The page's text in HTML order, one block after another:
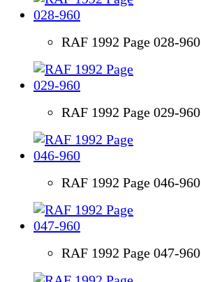
RAF 1992 Page 028-960
RAF 1992 Page 029-960
RAF 1992 Page 046-960
RAF 1992 Page 047-960